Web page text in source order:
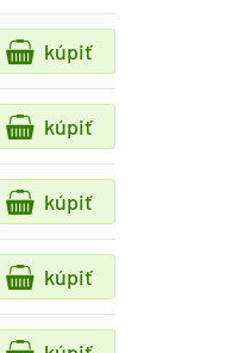
+
-
kúpiť
+
-
kúpiť
+
-
kúpiť
+
-
kúpiť
+